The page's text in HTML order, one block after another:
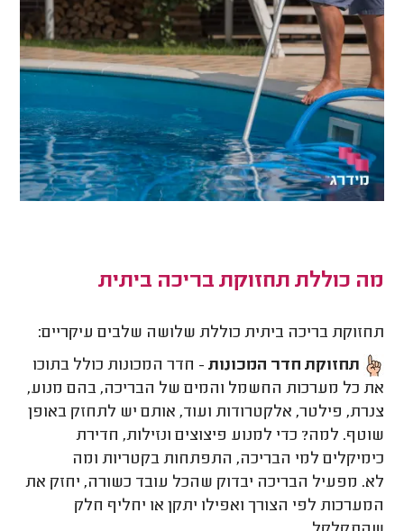
מה כוללת תחזוקת בריכה ביתית
תחזוקת בריכה ביתית כוללת שלושה שלבים עיקריים:
תחזוקת חדר המכונות - חדר המכונות כולל בתוכו
את כל מערכות החשמל והמים של הבריכה, בהם מנוע,
צנרת, פילטר, אלקטרודות ועוד, אותם יש לתחזק באופן
שוטף. למה? כדי למנוע פיצוצים ונזילות, חדירת
כימיקלים למי הבריכה, התפתחות בקטריות ומה
לא. מפעיל הבריכה יבדוק שהכל עובד כשורה, יחזק את
המערכות לפי הצורך ואפילו יתקן או יחליף חלק